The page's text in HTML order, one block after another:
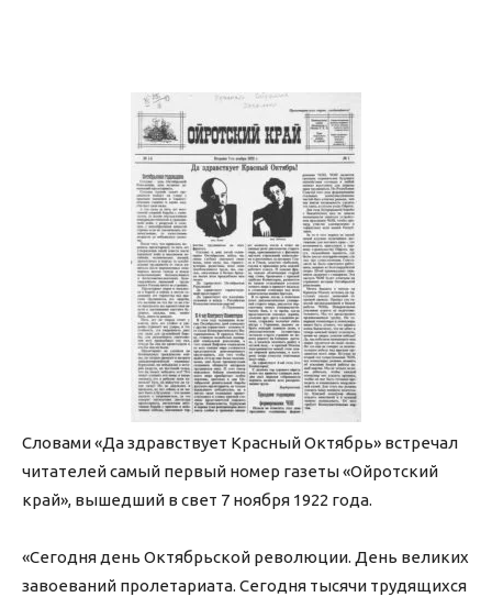
Словами «Да здравствует Красный Октябрь» встречал
читателей самый первый номер газеты «Ойротский
край», вышедший в свет 7 ноября 1922 года.
«Сегодня день Октябрьской революции. День великих
завоеваний пролетариата. Сегодня тысячи трудящихся